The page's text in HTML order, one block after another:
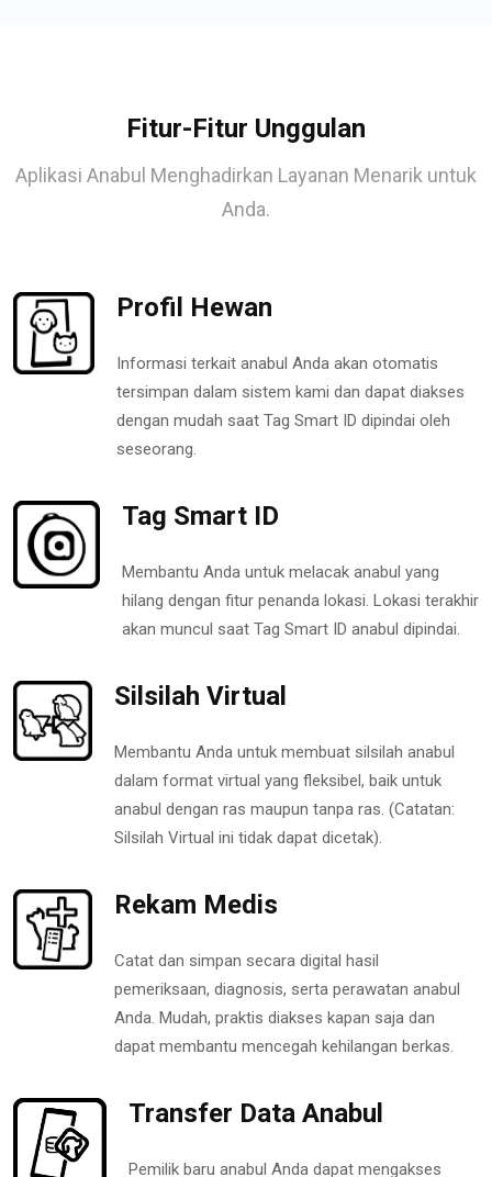
Fitur-Fitur Unggulan
Aplikasi Anabul Menghadirkan Layanan Menarik untuk
Anda.
Profil Hewan
Informasi terkait anabul Anda akan otomatis
tersimpan dalam sistem kami dan dapat diakses
dengan mudah saat Tag Smart ID dipindai oleh
seseorang.
Tag Smart ID
Membantu Anda untuk melacak anabul yang
hilang dengan fitur penanda lokasi. Lokasi terakhir
akan muncul saat Tag Smart ID anabul dipindai.
Silsilah Virtual
Membantu Anda untuk membuat silsilah anabul
dalam format virtual yang fleksibel, baik untuk
anabul dengan ras maupun tanpa ras. (Catatan:
Silsilah Virtual ini tidak dapat dicetak).
Rekam Medis
Catat dan simpan secara digital hasil
pemeriksaan, diagnosis, serta perawatan anabul
Anda. Mudah, praktis diakses kapan saja dan
dapat membantu mencegah kehilangan berkas.
Transfer Data Anabul
Pemilik baru anabul Anda dapat mengakses